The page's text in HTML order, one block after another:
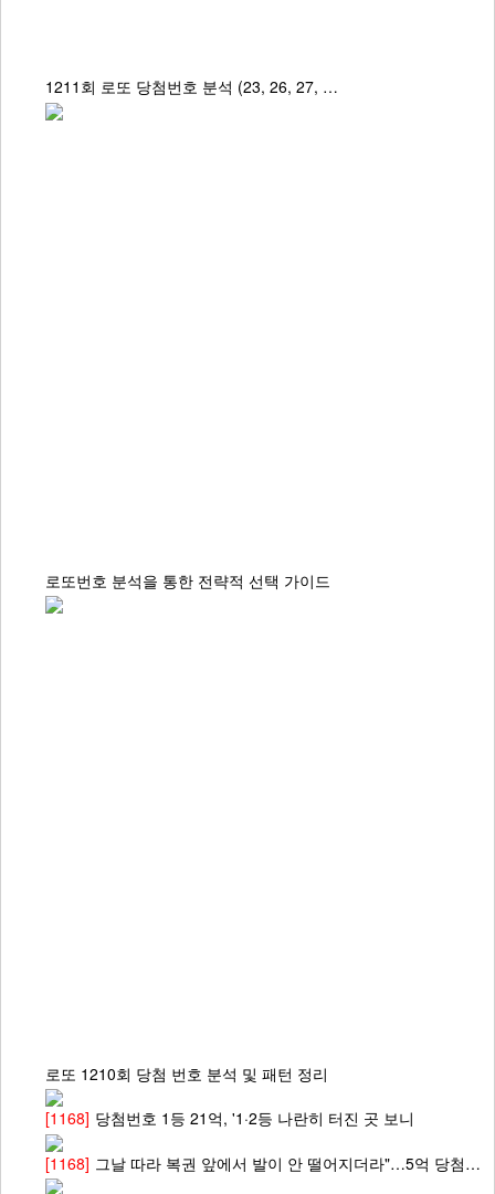
1211회 로또 당첨번호 분석 (23, 26, 27, …
로또번호 분석을 통한 전략적 선택 가이드
로또 1210회 당첨 번호 분석 및 패턴 정리
[1168] 당첨번호 1등 21억, '1·2등 나란히 터진 곳 보니
[1168] 그날 따라 복권 앞에서 발이 안 떨어지더라"…5억 당첨…